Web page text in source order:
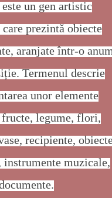
un gen artistic
prezintă obiecte
aranjate într-o
Termenul descrie
unor elemente
fructe, legume, flori,
recipiente,
instrumente muzicale,